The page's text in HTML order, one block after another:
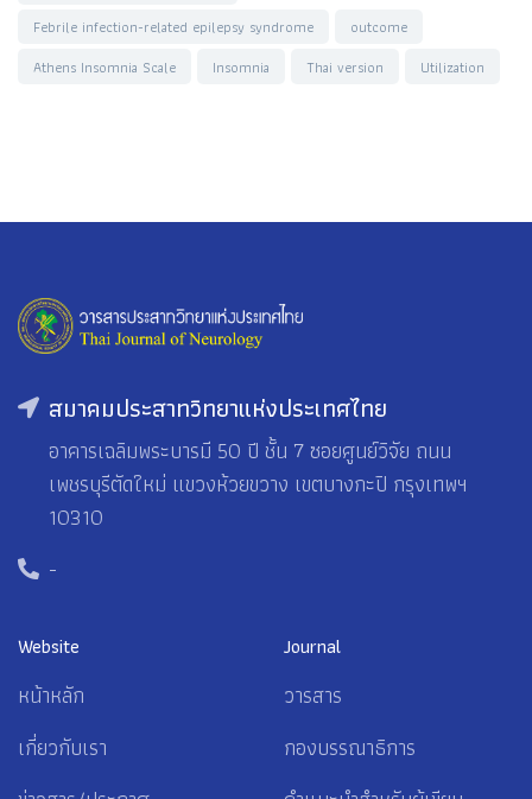
Febrile infection-related epilepsy syndrome
outcome
Athens Insomnia Scale
Insomnia Thai version Utilization
สมาคมประสาทวิทยาแห่งประเทศไทย
อาคารเฉลิมพระบารมี 50 ปี ชั้น 7 ซอยศูนย์วิจัย ถนน
เพชรบุรีตัดใหม่ แขวงห้วยขวาง เขตบางกะปิ กรุงเทพฯ
10310
-
Website
หน้าหลัก
เกี่ยวกับเรา
Journal
วารสาร
กองบรรณาธิการ